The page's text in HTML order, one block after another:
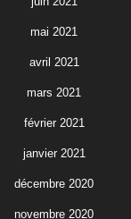
mai 2021
avril 2021
mars 2021
février 2021
janvier 2021
décembre 2020
novembre 2020